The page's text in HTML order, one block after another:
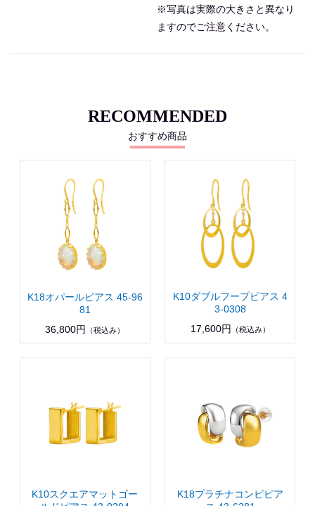
※写真は実際の大きさと異なり
ますのでご注意ください。
RECOMMENDED
おすすめ商品
K18オパールピアス 45-96
81
36,800円
（税込み）
K10ダブルフープピアス 4
3-0308
17,600円
（税込み）
K10スクエアマットゴー
K18プラチナコンビピア